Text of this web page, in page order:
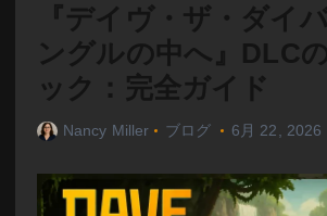
『デイヴ・ザ・ダイ
ングルの中へ』DLC
ック：完全ガイド
Nancy Miller ブログ 6月 22, 2026